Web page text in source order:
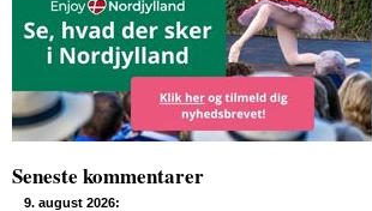
Seneste kommentarer
9. august 2026: